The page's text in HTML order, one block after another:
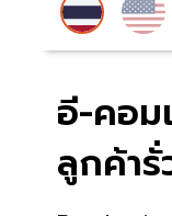
อี-คอม
ลูกค้ารั่